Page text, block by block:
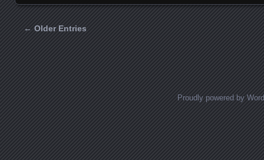
← Older Entries
Proudly powered by